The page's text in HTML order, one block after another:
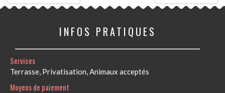
INFOS PRATIQUES
Services
Terrasse, Privatisation, Animaux acceptés
Moyens de paiement